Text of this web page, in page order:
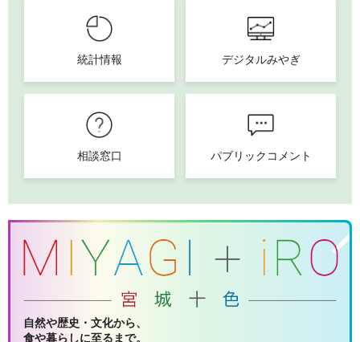
統計情報 デジタルみやぎ
相談窓口 パブリックコメント
自然や歴史・文化から、
食や暮らしに至るまで。